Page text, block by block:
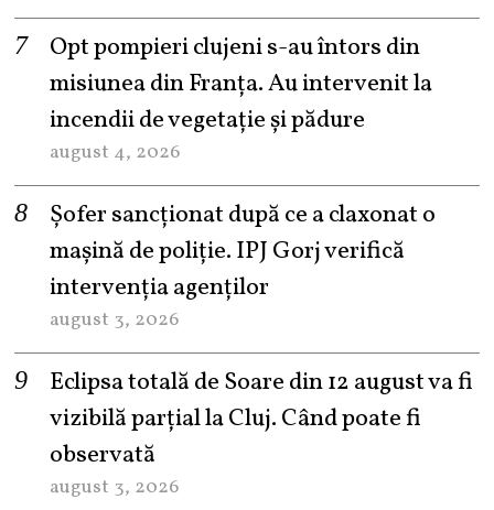
Opt pompieri clujeni s-au întors din
misiunea din Franța. Au intervenit la
incendii de vegetație și pădure
august 4, 2026
Șofer sancționat după ce a claxonat o
mașină de poliție. IPJ Gorj verifică
intervenția agenților
august 3, 2026
Eclipsa totală de Soare din 12 august va fi
vizibilă parțial la Cluj. Când poate fi
observată
august 3, 2026